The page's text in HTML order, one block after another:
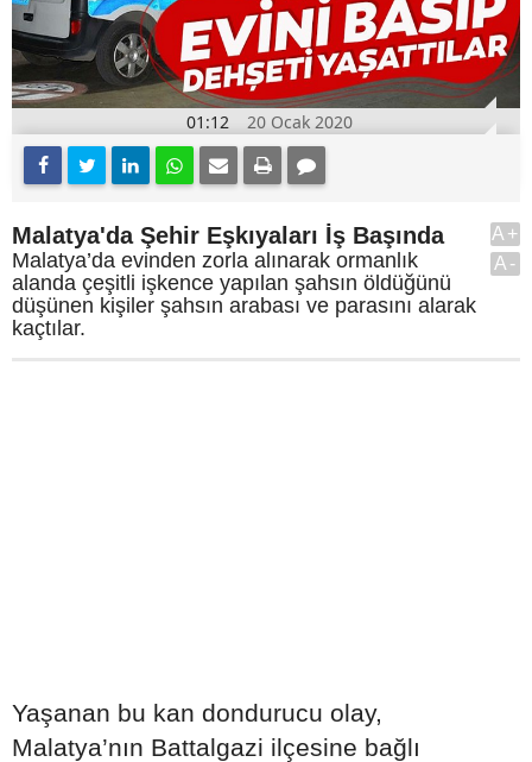
01:12 20 Ocak 2020
Malatya'da Şehir Eşkıyaları İş Başında
Malatya’da evinden zorla alınarak ormanlık
alanda çeşitli işkence yapılan şahsın öldüğünü
düşünen kişiler şahsın arabası ve parasını alarak
kaçtılar.
A+
A-
Yaşanan bu kan dondurucu olay,
Malatya’nın Battalgazi ilçesine bağlı